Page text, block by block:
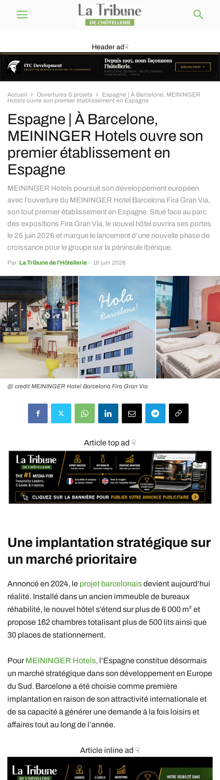
Header ad☟
Accueil Ouvertures & projets
Espagne | À Barcelone, MEININGER
Hotels ouvre son premier établissement en Espagne
Espagne | À Barcelone,
MEININGER Hotels ouvre son
premier établissement en
Espagne
MEININGER Hotels poursuit son développement européen
avec l’ouverture du MEININGER Hotel Barcelona Fira Gran Via,
son tout premier établissement en Espagne. Situé face au parc
des expositions Fira Gran Via, le nouvel hôtel ouvrira ses portes
le 25 juin 2026 et marque le lancement d’une nouvelle phase de
croissance pour le groupe sur la péninsule Ibérique.
Par La Tribune de l’Hôtellerie - 18 juin 2026
@ credit MEININGER Hotel Barcelona Fira Gran Via
Article top ad ☟
Une implantation stratégique sur
un marché prioritaire
Annoncé en 2024, le projet barcelonaisdevient aujourd’hui
réalité. Installé dans un ancien immeuble de bureaux
réhabilité, le nouvel hôtel s’étend sur plus de 6 000 m² et
propose 162 chambres totalisant plus de 500 lits ainsi que
30 places de stationnement.
Pour MEININGER Hotels, l’Espagne constitue désormais
un marché stratégique dans son développement en Europe
du Sud. Barcelone a été choisie comme première
implantation en raison de son attractivité internationale et
de sa capacité à générer une demande à la fois loisirs et
affaires tout au long de l’année.
Article inline ad ☟